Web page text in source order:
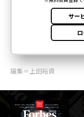
編集＝上田裕資